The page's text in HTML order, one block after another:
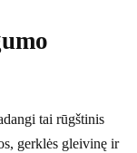
tai rūgštinis
gerklės gleivinę ir